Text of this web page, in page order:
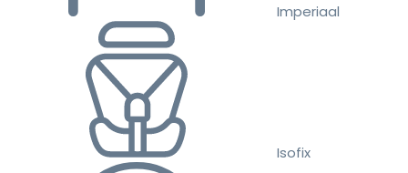
Imperiaal
Isofix